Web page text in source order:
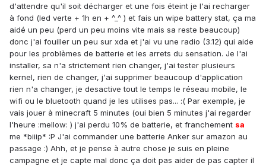
d'attendre qu'il soit décharger et une fois éteint je l'ai recharger
à fond (led verte + 1h en + ^_^ ) et fais un wipe battery stat, ça ma
aidé un peu (perd un peu moins vite mais sa reste beaucoup)
donc j'ai fouiller un peu sur xda et j'ai vu une radio (3.12) qui aide
pour les problèmes de batterie et les arrets du sensation. Je l'ai
installer, sa n'a strictement rien changer, j'ai tester plusieurs
kernel, rien de changer, j'ai supprimer beaucoup d'application
rien n'a changer, je desactive tout le temps le réseau mobile, le
wifi ou le bluetooth quand je les utilises pas... :( Par exemple, je
vais jouer à minecraft 5 minutes (oui bien 5 minutes j'ai regarder
l'heure :mellow: ) j'ai perdu 10% de batterie, et franchement sa
me *biiip* :P J'ai commander une batterie Anker sur amazon au
passage :) Ahh, et je pense à autre chose je suis en pleine
campagne et je capte mal donc ça doit pas aider de pas capter il